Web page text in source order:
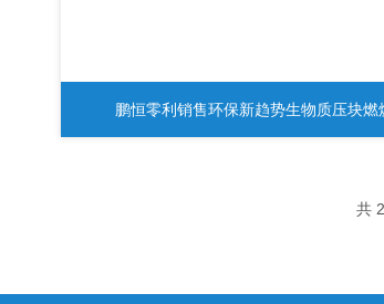
鹏恒零利销售环保新趋势生物质压块燃
共